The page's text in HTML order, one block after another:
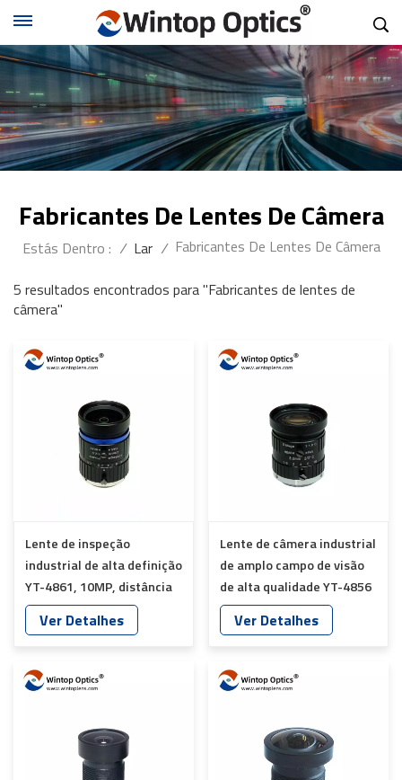
Fabricantes De Lentes De Câmera
Estás Dentro : / Lar / Fabricantes De Lentes De Câmera
5 resultados encontrados para "Fabricantes de lentes de
câmera"
Lente de inspeção
industrial de alta definição
YT-4861, 10MP, distância
focal de 20mm
Ver Detalhes
Lente de câmera industrial
de amplo campo de visão
de alta qualidade YT-4856
com montagem C de 5 MP
e comprimento focal de 8
Ver Detalhes